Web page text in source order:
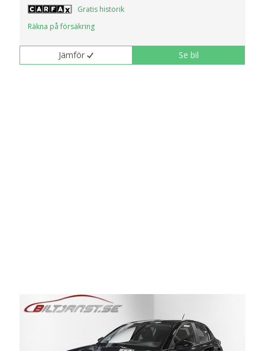
Gratis historik
Räkna på försäkring
Jämför Se bil